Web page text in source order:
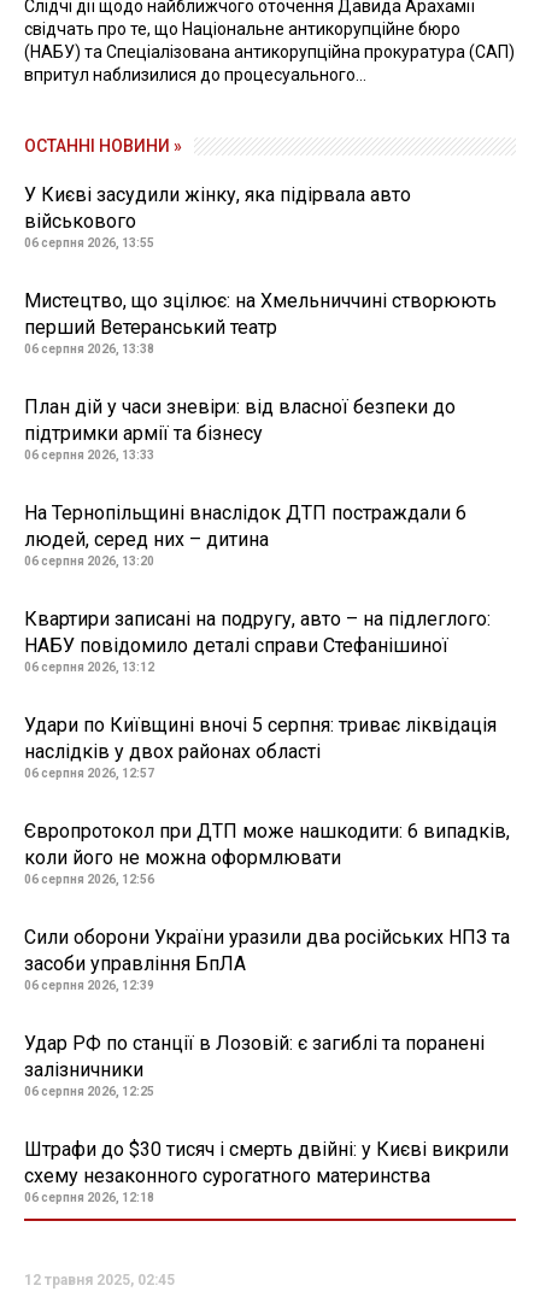
Слідчі дії щодо найближчого оточення Давида Арахамії
свідчать про те, що Національне антикорупційне бюро
(НАБУ) та Спеціалізована антикорупційна прокуратура (САП)
впритул наблизилися до процесуального...
ОСТАННІ НОВИНИ »
У Києві засудили жінку, яка підірвала авто
військового
06 серпня 2026, 13:55
Мистецтво, що зцілює: на Хмельниччині створюють
перший Ветеранський театр
06 серпня 2026, 13:38
План дій у часи зневіри: від власної безпеки до
підтримки армії та бізнесу
06 серпня 2026, 13:33
На Тернопільщині внаслідок ДТП постраждали 6
людей, серед них – дитина
06 серпня 2026, 13:20
Квартири записані на подругу, авто – на підлеглого:
НАБУ повідомило деталі справи Стефанішиної
06 серпня 2026, 13:12
Удари по Київщині вночі 5 серпня: триває ліквідація
наслідків у двох районах області
06 серпня 2026, 12:57
Європротокол при ДТП може нашкодити: 6 випадків,
коли його не можна оформлювати
06 серпня 2026, 12:56
Сили оборони України уразили два російських НПЗ та
засоби управління БпЛА
06 серпня 2026, 12:39
Удар РФ по станції в Лозовій: є загиблі та поранені
залізничники
06 серпня 2026, 12:25
Штрафи до $30 тисяч і смерть двійні: у Києві викрили
схему незаконного сурогатного материнства
06 серпня 2026, 12:18
12 травня 2025, 02:45